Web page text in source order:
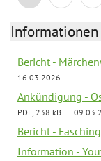
Bericht -
16.03.2026
Ankündigung -
PDF, 238 kB
Bericht -
Information -